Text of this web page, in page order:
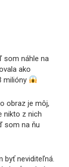
som náhle na
ako
milióny
obraz je môj,
nikto z nich
som na ňu
byť neviditeľná.